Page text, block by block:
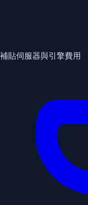
補貼伺服器與引擎費用